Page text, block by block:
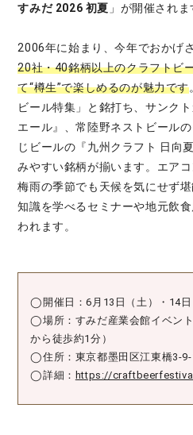
すみだ 2026 初夏 」が開催されま
2006年に始まり、今年でおかげ
20社・40銘柄以上のクラフトビ
て“樽生”で楽しめるのが魅力です
ビール特集」と銘打ち、サンク
エール』、常陸野ネストビール
じビールの『九州クラフト 日向
みやすい銘柄が揃います。エア
梅雨の季節でも天候を気にせず
知識を学べるセミナーや地元飲
われます。
◯開催日：6月13日（土）・14日
◯場所：すみだ産業会館イベン
から徒歩約1分）
◯住所：東京都墨田区江東橋3-9-
◯詳細： https://